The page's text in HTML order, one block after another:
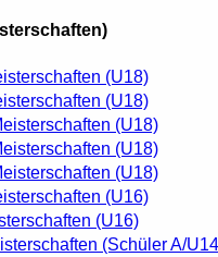
(U18)
(U18)
(U18)
(U18)
(U18)
(U16)
(U16)
(Schüler A/